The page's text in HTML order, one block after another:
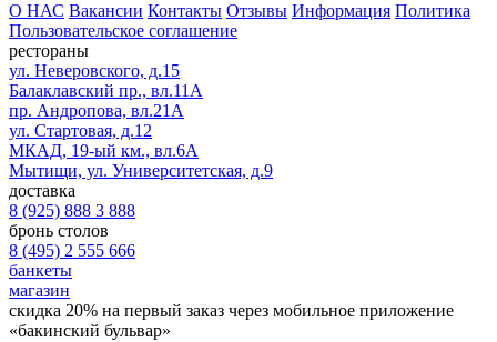
О НАС Вакансии Контакты Отзывы Информация Политика
Пользовательское соглашение
рестораны
ул. Неверовского, д.15
Балаклавский пр., вл.11А
пр. Андропова, вл.21А
ул. Стартовая, д.12
МКАД, 19-ый км., вл.6А
Мытищи, ул. Университетская, д.9
доставка
8 (925) 888 3 888
бронь столов
8 (495) 2 555 666
банкеты
магазин
скидка 20% на первый заказ через мобильное приложение
«бакинский бульвар»